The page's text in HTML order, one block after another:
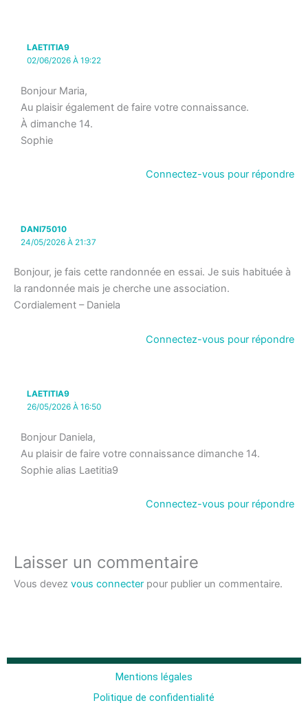
LAETITIA9
02/06/2026 À 19:22
Bonjour Maria,
Au plaisir également de faire votre connaissance.
À dimanche 14.
Sophie
Connectez-vous pour répondre
DANI75010
24/05/2026 À 21:37
Bonjour, je fais cette randonnée en essai. Je suis habituée à
la randonnée mais je cherche une association.
Cordialement – Daniela
Connectez-vous pour répondre
LAETITIA9
26/05/2026 À 16:50
Bonjour Daniela,
Au plaisir de faire votre connaissance dimanche 14.
Sophie alias Laetitia9
Connectez-vous pour répondre
Laisser un commentaire
Vous devez vous connecter pour publier un commentaire.
Mentions légales
Politique de confidentialité